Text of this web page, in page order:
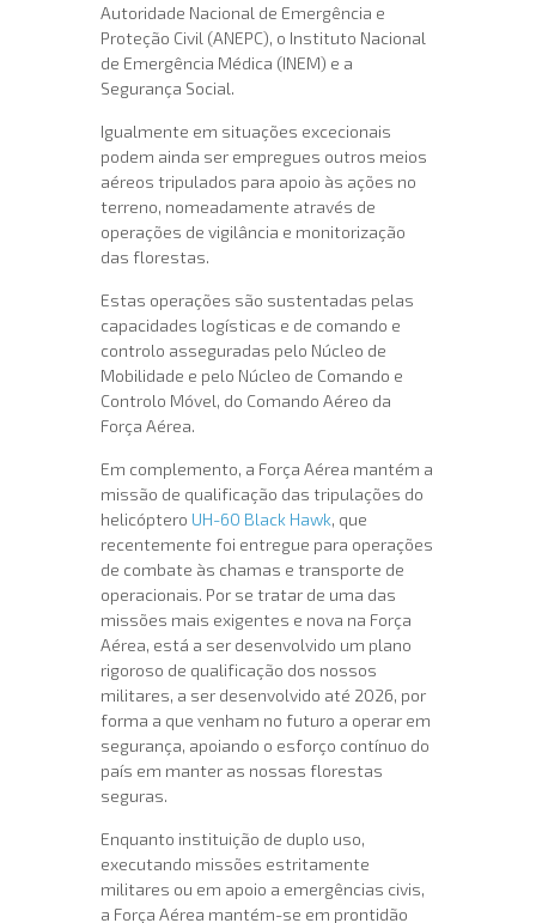
Autoridade Nacional de Emergência e
Proteção Civil (ANEPC), o Instituto Nacional
de Emergência Médica (INEM) e a
Segurança Social.
Igualmente em situações excecionais
podem ainda ser empregues outros meios
aéreos tripulados para apoio às ações no
terreno, nomeadamente através de
operações de vigilância e monitorização
das florestas.
Estas operações são sustentadas pelas
capacidades logísticas e de comando e
controlo asseguradas pelo Núcleo de
Mobilidade e pelo Núcleo de Comando e
Controlo Móvel, do Comando Aéreo da
Força Aérea.
Em complemento, a Força Aérea mantém a
missão de qualificação das tripulações do
helicóptero UH-60 Black Hawk, que
recentemente foi entregue para operações
de combate às chamas e transporte de
operacionais. Por se tratar de uma das
missões mais exigentes e nova na Força
Aérea, está a ser desenvolvido um plano
rigoroso de qualificação dos nossos
militares, a ser desenvolvido até 2026, por
forma a que venham no futuro a operar em
segurança, apoiando o esforço contínuo do
país em manter as nossas florestas
seguras.
Enquanto instituição de duplo uso,
executando missões estritamente
militares ou em apoio a emergências civis,
a Força Aérea mantém-se em prontidão